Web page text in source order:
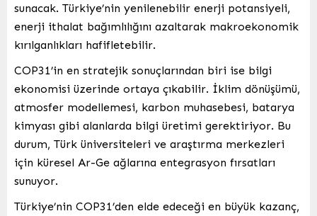
sunacak. Türkiye’nin yenilenebilir enerji potansiyeli,
enerji ithalat bağımlılığını azaltarak makroekonomik
kırılganlıkları hafifletebilir.
COP31’in en stratejik sonuçlarından biri ise bilgi
ekonomisi üzerinde ortaya çıkabilir. İklim dönüşümü,
atmosfer modellemesi, karbon muhasebesi, batarya
kimyası gibi alanlarda bilgi üretimi gerektiriyor. Bu
durum, Türk üniversiteleri ve araştırma merkezleri
için küresel Ar-Ge ağlarına entegrasyon fırsatları
sunuyor.
Türkiye’nin COP31’den elde edeceği en büyük kazanç,